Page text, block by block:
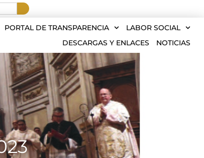
PORTAL DE TRANSPARENCIA
LABOR SOCIAL
DESCARGAS Y ENLACES
NOTICIAS